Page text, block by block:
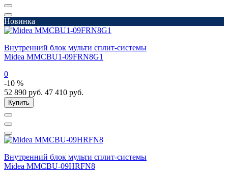
Новинка
Внутренний блок мульти сплит-системы
Midea MMCBU1-09FRN8G1
0
-10 %
52 890 руб. 47 410 руб.
Купить
Внутренний блок мульти сплит-системы
Midea MMCBU-09HRFN8